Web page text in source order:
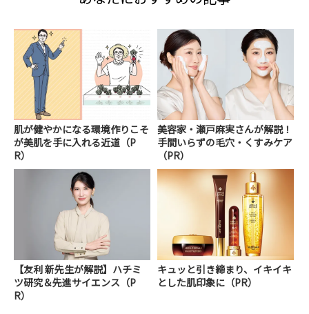
肌が健やかになる環境作りこそ
が美肌を手に入れる近道（P
R）
美容家・瀬戸麻実さんが解説！
手間いらずの毛穴・くすみケア
（PR）
【友利 新先生が解説】ハチミ
ツ研究＆先進サイエンス（P
R）
キュッと引き締まり、イキイキ
とした肌印象に（PR）